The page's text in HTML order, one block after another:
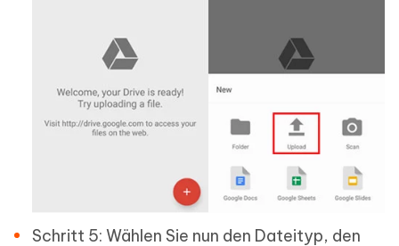
Schritt 5: Wählen Sie nun den Dateityp, den